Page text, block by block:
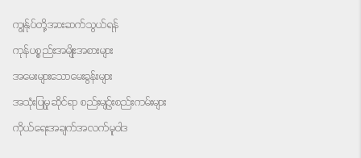
ကျွန်ုပ်တို့အားဆက်သွယ်ရန်
ကုန်ပစ္စည်းအမျိုးအစားများ
အမေးများသောမေးခွန်းများ
အသုံးပြုမှုဆိုင်ရာ စည်းမျဉ်းစည်းကမ်းများ
ကိုယ်ရေးအချက်အလက်မူဝါဒ